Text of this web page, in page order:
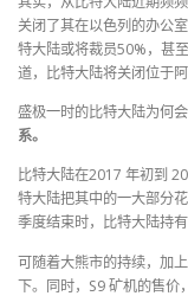
关闭了其在以色列的办公
特大陆或将裁员50%，甚
道，比特大陆将关闭位于
盛极一时的比特大陆为何
系。
比特大陆在2017 年初到
特大陆把其中的一大部分
季度结束时，比特大陆持
可随着大熊市的持续，加
下。同时，S9 矿机的售价